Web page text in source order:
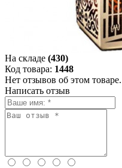
На складе (430)
Код товара: 1448
Нет отзывов об этом товаре.
Написать отзыв